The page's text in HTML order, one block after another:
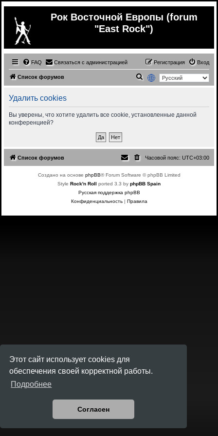
Этот сайт использует cookies для
обеспечения своей корректной работы.
Подробнее
Согласен
Рок Восточной Европы (forum
"East Rock")
FAQ Связаться с администрацией Вход
Регистрация
Список форумов
Удалить cookies
Вы уверены, что хотите удалить все cookie, установленные данной
конференцией?
Список форумов Часовой пояс: UTC+03:00
Создано на основе phpBB® Forum Software © phpBB Limited
Style Rock'n Roll ported 3.3 by phpBB Spain
Русская поддержка phpBB
Конфиденциальность| Правила